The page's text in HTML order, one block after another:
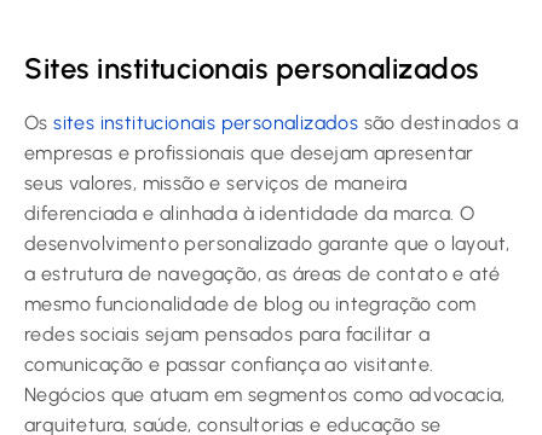
Sites institucionais personalizados
Ossites institucionais personalizados são destinados a
empresas e profissionais que desejam apresentar
seus valores, missão e serviços de maneira
diferenciada e alinhada à identidade da marca. O
desenvolvimento personalizado garante que o layout,
a estrutura de navegação, as áreas de contato e até
mesmo funcionalidade de blog ou integração com
redes sociais sejam pensados para facilitar a
comunicação e passar confiança ao visitante.
Negócios que atuam em segmentos como advocacia,
arquitetura, saúde, consultorias e educação se